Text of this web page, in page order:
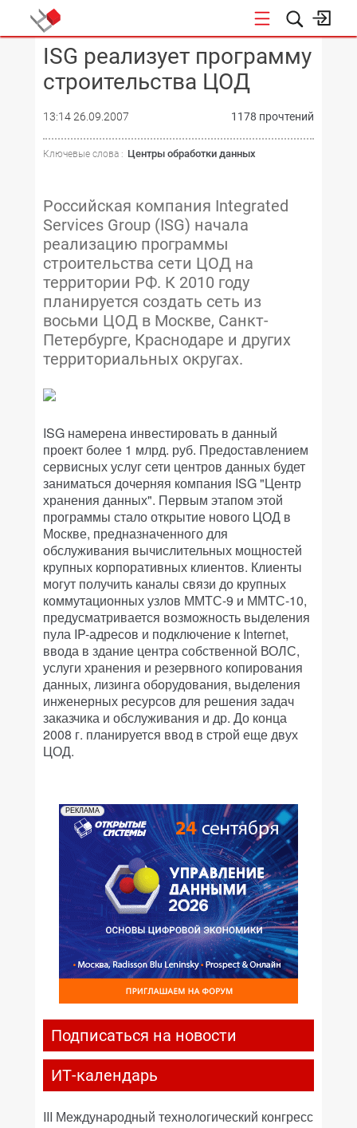
КОНФЕРЕНЦИИ
ISG реализует программу
строительства ЦОД
13:14 26.09.2007 1178 прочтений
Ключевые слова : Центры обработки данных
Российская компания Integrated
Services Group (ISG) начала
реализацию программы
строительства сети ЦОД на
территории РФ. К 2010 году
планируется создать сеть из
восьми ЦОД в Москве, Санкт-
Петербурге, Краснодаре и других
территориальных округах.
ISG намерена инвестировать в данный
проект более 1 млрд. руб. Предоставлением
сервисных услуг сети центров данных будет
заниматься дочерняя компания ISG "Центр
хранения данных". Первым этапом этой
программы стало открытие нового ЦОД в
Москве, предназначенного для
обслуживания вычислительных мощностей
крупных корпоративных клиентов. Клиенты
могут получить каналы связи до крупных
коммутационных узлов ММТС-9 и ММТС-10,
предусматривается возможность выделения
пула IP-адресов и подключение к Internet,
ввода в здание центра собственной ВОЛС,
услуги хранения и резервного копирования
данных, лизинга оборудования, выделения
инженерных ресурсов для решения задач
заказчика и обслуживания и др. До конца
2008 г. планируется ввод в строй еще двух
ЦОД.
РЕКЛАМА
Подписаться на новости
ИТ-календарь
III Международный технологический конгресс